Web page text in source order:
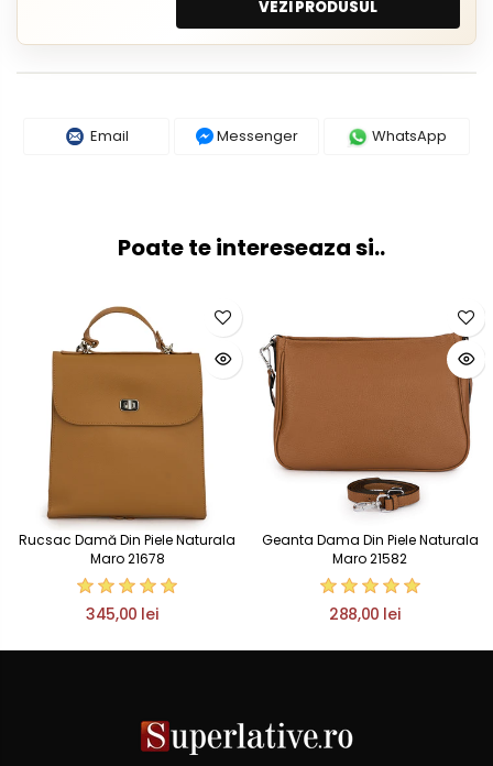
VEZI PRODUSUL
Email Messenger WhatsApp
Poate te intereseaza si..
Rucsac Damă Din Piele Naturala
Maro 21678
345,00 lei
Geanta Dama Din Piele Naturala
Maro 21582
288,00 lei